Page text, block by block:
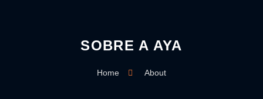
SOBRE A AYA
Home About